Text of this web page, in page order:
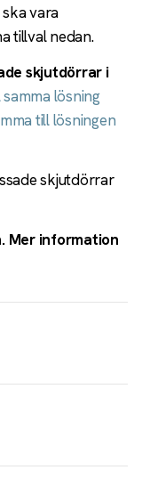
vara
tillval nedan.
skjutdörrar i
lösning
till lösningen
skjutdörrar
Mer information